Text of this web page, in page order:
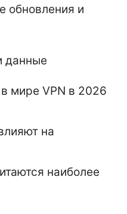
обновления и
данные
мире VPN в 2026
на
наиболее